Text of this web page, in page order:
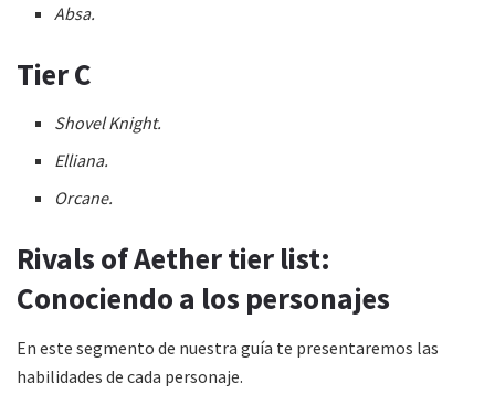
Absa.
Tier C
Shovel Knight.
Elliana.
Orcane.
Rivals of Aether tier list:
Conociendo a los personajes
En este segmento de nuestra guía te presentaremos las
habilidades de cada personaje.